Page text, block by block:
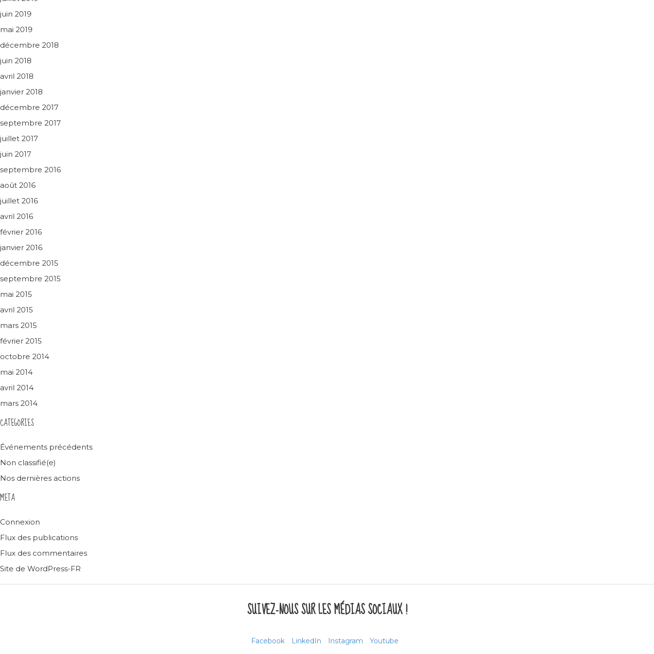
juin 2019
mai 2019
décembre 2018
juin 2018
avril 2018
janvier 2018
décembre 2017
septembre 2017
juillet 2017
juin 2017
septembre 2016
août 2016
juillet 2016
avril 2016
février 2016
janvier 2016
décembre 2015
septembre 2015
mai 2015
avril 2015
mars 2015
février 2015
octobre 2014
mai 2014
avril 2014
mars 2014
CATEGORIES
Événements précédents
Non classifié(e)
Nos dernières actions
META
Connexion
Flux des publications
Flux des commentaires
Site de WordPress-FR
SUIVEZ-NOUS SUR LES MÉDIAS SOCIAUX !
Facebook LinkedIn Instagram Youtube